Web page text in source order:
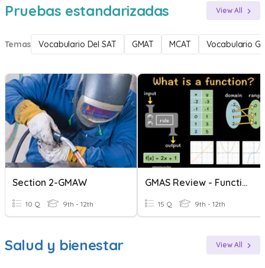
Pruebas estandarizadas View All
Temas Vocabulario Del SAT GMAT MCAT Vocabulario
Section 2-GMAW
10 Q 9th - 12th
GMAS Review - Functions
15 Q 9th - 12th
Salud y bienestar View All